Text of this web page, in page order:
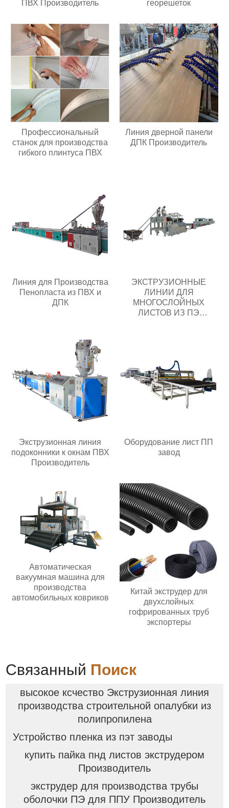
ПВХ Производитель георешеток
Профессиональный
станок для производства
гибкого плинтуса ПВХ
Линия дверной панели
ДПК Производитель
Линия для Производства
Пенопласта из ПВХ и
ДПК
ЭКСТРУЗИОННЫЕ
ЛИНИИ ДЛЯ
МНОГОСЛОЙНЫХ
ЛИСТОВ ИЗ ПЭ
Экструзионная линия
подоконники к окнам ПВХ
Производитель
Оборудование лист ПП
завод
Автоматическая
вакуумная машина для
производства
автомобильных ковриков
Китай экструдер для
двухслойных
гофрированных труб
экспортеры
Связанный Поиск
высокое ксчество Экструзионная линия
производства строительной опалубки из
полипропилена
Устройство пленка из пэт заводы
купить пайка пнд листов экструдером
Производитель
экструдер для производства трубы
оболочки ПЭ для ППУ Производитель